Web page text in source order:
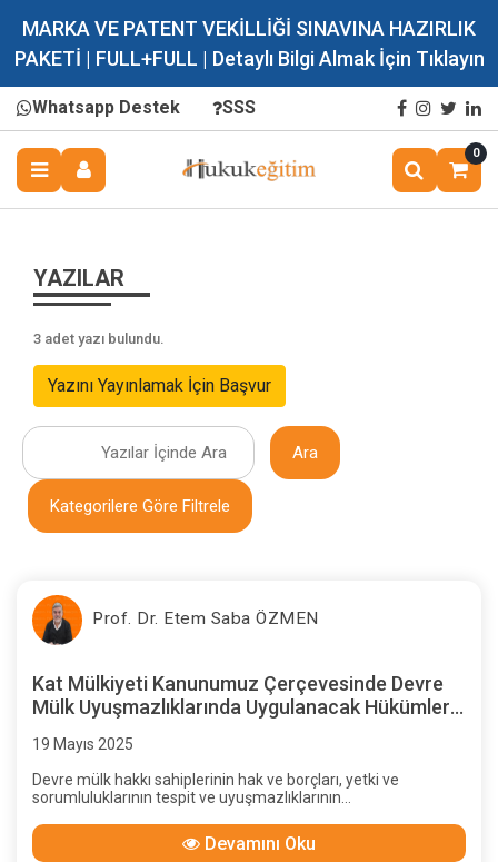
MARKA VE PATENT VEKİLLİĞİ SINAVINA HAZIRLIK
PAKETİ | FULL+FULL | Detaylı Bilgi Almak İçin Tıklayın
Whatsapp Destek SSS
0
YAZILAR
3 adet yazı bulundu.
Yazını Yayınlamak İçin Başvur
Ara
Kategorilere Göre Filtrele
Prof. Dr. Etem Saba ÖZMEN
Kat Mülkiyeti Kanunumuz Çerçevesinde Devre
Mülk Uyuşmazlıklarında Uygulanacak Hükümlerin
19 Mayıs 2025
Devre mülk hakkı sahiplerinin hak ve borçları, yetki ve
sorumluluklarının tespit ve uyuşmazlıklarının
planında hüküm bulunmayan hallerde Türk Medeni Kanunu ve
ilgili diğer kanun hükümleri uygulanır
Devamını Oku